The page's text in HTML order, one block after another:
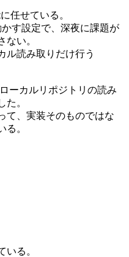
任せている。
かす設定で、深夜に課題が
ない。
ル読み取りだけ行う
ーカルリポジトリの読み
た。
て、実装そのものではな
る。
いる。